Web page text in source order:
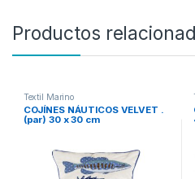
Productos
Textil Marino
COJÍNES NÁUTICOS VELVET .
(par) 30 x 30 cm